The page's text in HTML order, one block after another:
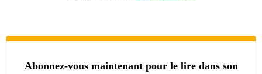
Abonnez-vous maintenant pour le lire dans son